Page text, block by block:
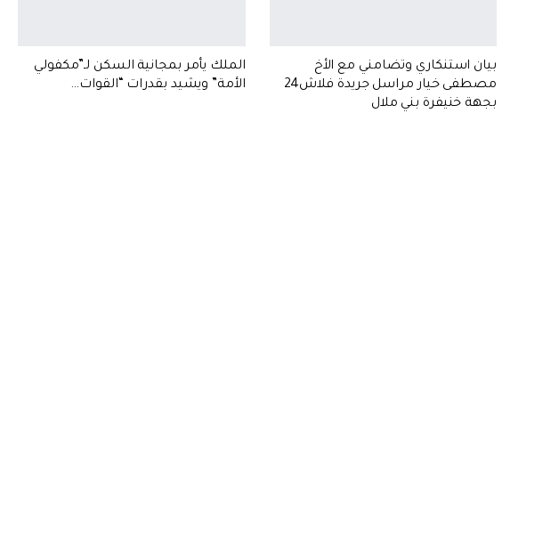
بيان استنكاري وتضامني مع الأخ
مصطفى خيار مراسل جريدة فلاش24
بجهة خنيفرة بني ملال
الملك يأمر بمجانية السكن لـ”مكفولي
الأمة” ويشيد بقدرات “القوات…